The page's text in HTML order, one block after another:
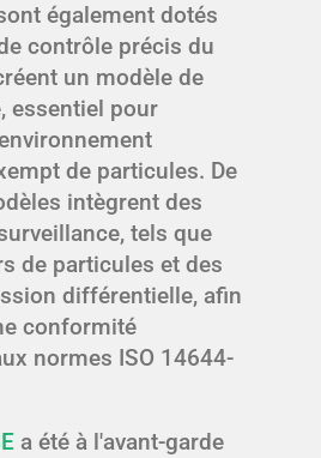
également dotés
contrôle précis du
un modèle de
essentiel pour
de particules. De
intègrent des
tels que
de particules et des
différentielle, afin
conformité
normes ISO 14644-
a été à l'avant-garde